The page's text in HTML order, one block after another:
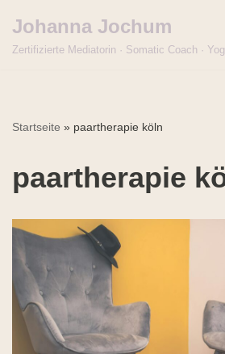
Zum
Johanna Jochum
Zertifizierte Mediatorin · Somatic Coach ·
Startseite » paartherapie köln
paartherapie